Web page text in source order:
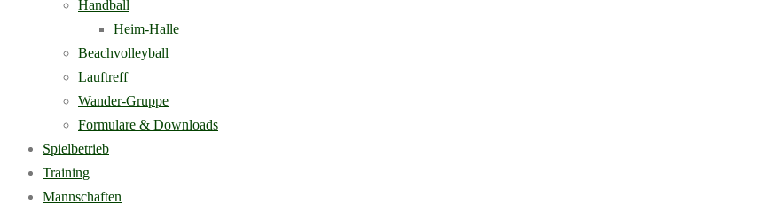
Handball
Heim-Halle
Beachvolleyball
Lauftreff
Wander-Gruppe
Formulare & Downloads
Spielbetrieb
Training
Mannschaften